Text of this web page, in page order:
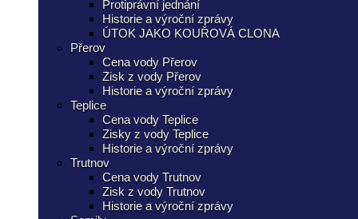
Protiprávní jednání
Historie a výroční zprávy
ÚTOK JAKO KOUŘOVÁ CLONA
Přerov
Cena vody Přerov
Zisk z vody Přerov
Historie a výroční zprávy
Teplice
Cena vody Teplice
Zisky z vody Teplice
Historie a výroční zprávy
Trutnov
Cena vody Trutnov
Zisk z vody Trutnov
Historie a výroční zprávy